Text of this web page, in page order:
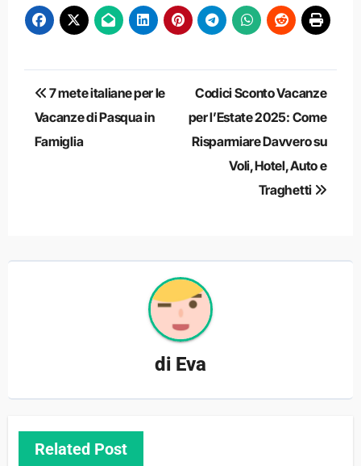
Navigazione
articoli
7 mete italiane per le
Vacanze di Pasqua in
Famiglia
Codici Sconto Vacanze
per l’Estate 2025: Come
Risparmiare Davvero su
Voli, Hotel, Auto e
Traghetti
di Eva
Related Post